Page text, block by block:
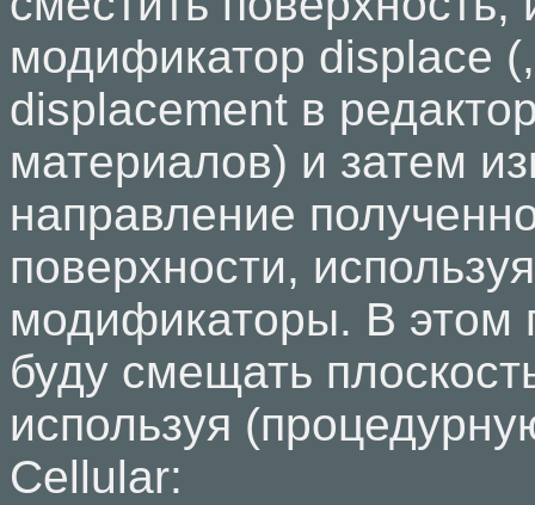
модификатор displace
displacement в
материалов) и затем
направление
поверхности,
модификаторы. В этом
буду смещать
используя
Cellular: